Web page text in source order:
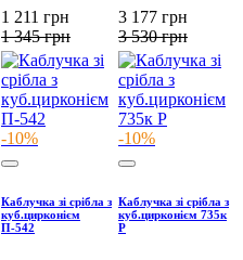
1 211 грн
1 345грн
3 177 грн
3 530грн
-10%
Каблучка зі срібла з
куб.цирконієм
П-542
-10%
Каблучка зі срібла з
куб.цирконієм 735к
Р